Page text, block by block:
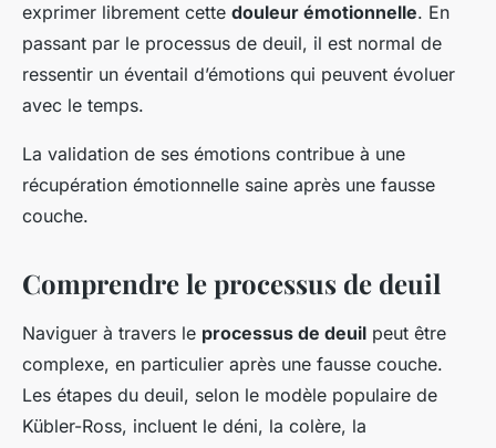
exprimer librement cette douleur émotionnelle. En
passant par le processus de deuil, il est normal de
ressentir un éventail d’émotions qui peuvent évoluer
avec le temps.
La validation de ses émotions contribue à une
récupération émotionnelle saine après une fausse
couche.
Comprendre le processus de deuil
Naviguer à travers le processus de deuil peut être
complexe, en particulier après une fausse couche.
Les étapes du deuil, selon le modèle populaire de
Kübler-Ross, incluent le déni, la colère, la